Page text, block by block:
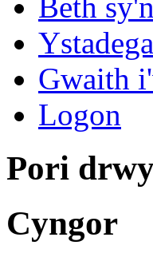
Gwaith
Logon
Pori
Cyngor